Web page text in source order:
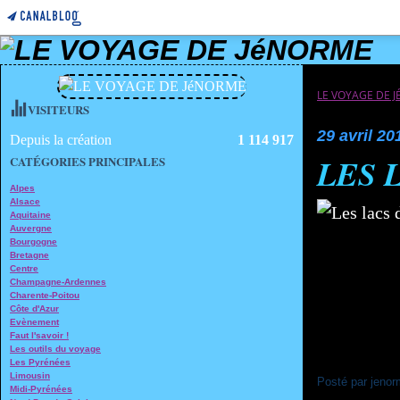
VISITEURS
Depuis la création 1 114 917
CATÉGORIES PRINCIPALES
Alpes
Alsace
Aquitaine
Auvergne
Bourgogne
Bretagne
Centre
Champagne-Ardennes
Charente-Poitou
Côte d'Azur
Evènement
Faut l'savoir !
Les outils du voyage
Les Pyrénées
Limousin
Midi-Pyrénées
LE VOYAGE DE
29 avril
LES
Posté par